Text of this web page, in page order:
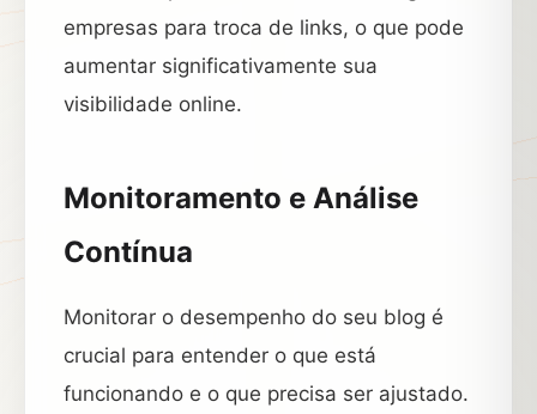
empresas para troca de links, o que pode
aumentar significativamente sua
visibilidade online.
Monitoramento e Análise
Contínua
Monitorar o desempenho do seu blog é
crucial para entender o que está
funcionando e o que precisa ser ajustado.